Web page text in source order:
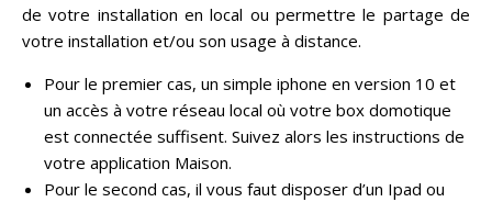
de votre installation en local ou permettre le partage de
votre installation et/ou son usage à distance.
Pour le premier cas, un simple iphone en version 10 et
un accès à votre réseau local où votre box domotique
est connectée suffisent. Suivez alors les instructions de
votre application Maison.
Pour le second cas, il vous faut disposer d’un Ipad ou